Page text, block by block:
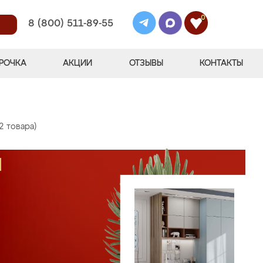
8 (800) 511-89-55
0
АКЦИИ ОТЗЫВЫ КОНТАКТЫ
товара)